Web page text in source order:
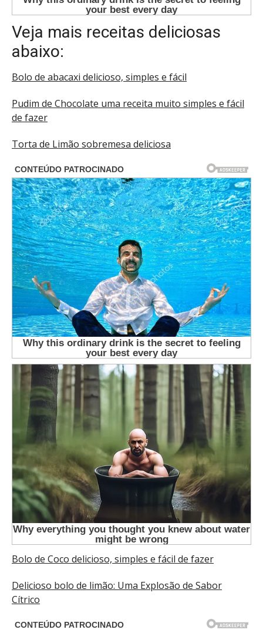
Veja mais receitas deliciosas
abaixo:
Bolo de abacaxi delicioso, simples e fácil
Pudim de Chocolate uma receita muito simples e fácil
de fazer
Torta de Limão sobremesa deliciosa
Bolo de Coco delicioso, simples e fácil de fazer
Delicioso bolo de limão: Uma Explosão de Sabor
Cítrico